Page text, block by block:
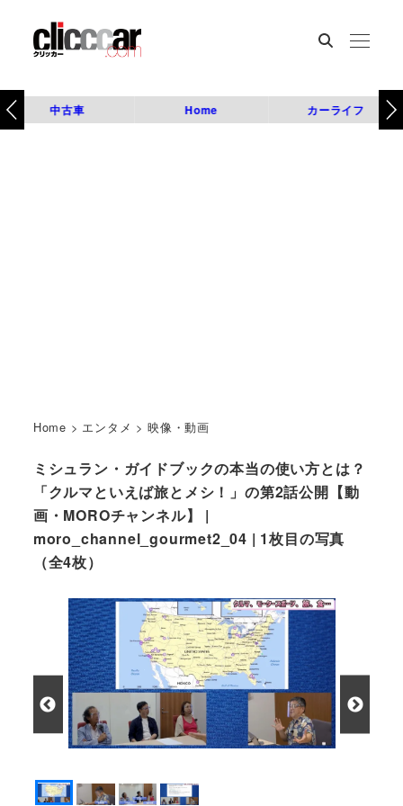
中古車 Home カーライフ
Home > エンタメ >映像・動画
ミシュラン・ガイドブックの本当の使い方とは？
「クルマといえば旅とメシ！」の第2話公開【動
画・MOROチャンネル】 |
moro_channel_gourmet2_04 | 1枚目の写真
（全4枚）